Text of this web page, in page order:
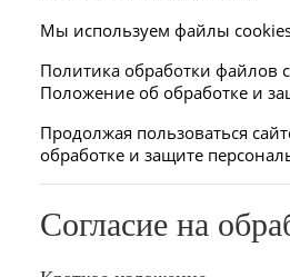
Мы используем файлы
Политика обработки файлов
Положение об обработке и
Продолжая пользоваться
обработке и защите
Согласие на